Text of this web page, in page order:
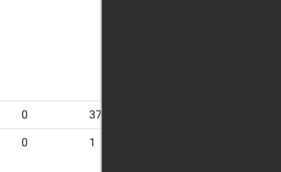
0 37595
0 1